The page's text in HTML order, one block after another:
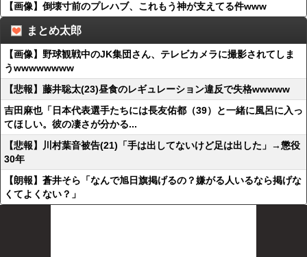
【画像】倒壊寸前のプレハブ、これもう神が支えてる件www
まとめ太郎
【画像】野球観戦中のJK集団さん、テレビカメラに撮影されてしま
うwwwwwwww
【悲報】藤井聡太(23)昼食のレギュレーション違反で失格wwwww
吉田麻也「日本代表選手たちには長友佑都（39）と一緒に風呂に入っ
てほしい。彼の凄さが分かる...
【悲報】川村葉音被告(21)「手は出してないけど足は出した」→懲役
30年
【朗報】蒼井そら「なんで旭日旗掲げるの？嫌がる人いるなら掲げな
くてよくない？」